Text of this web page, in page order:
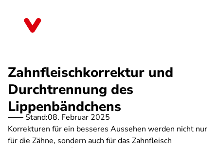
Zahnfleischkorrektur und
Durchtrennung des
Lippenbändchens
Stand:08. Februar 2025
Korrekturen für ein besseres Aussehen werden nicht nur
für die Zähne, sondern auch für das Zahnfleisch